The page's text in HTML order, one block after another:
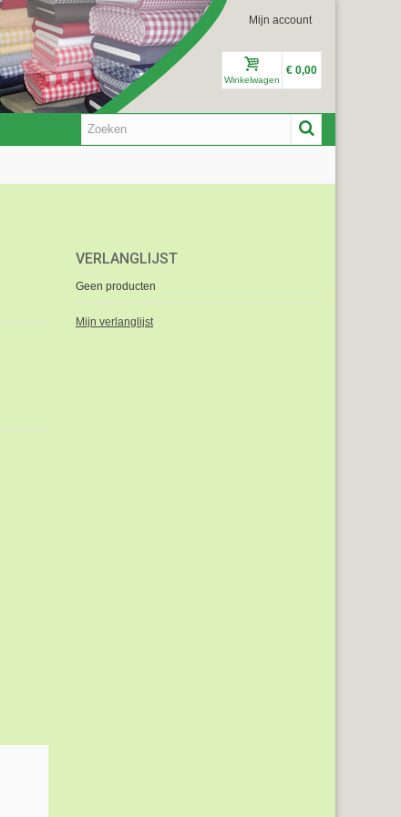
Mijn account
Winkelwagen
€ 0,00
VERLANGLIJST
Geen producten
Mijn verlanglijst